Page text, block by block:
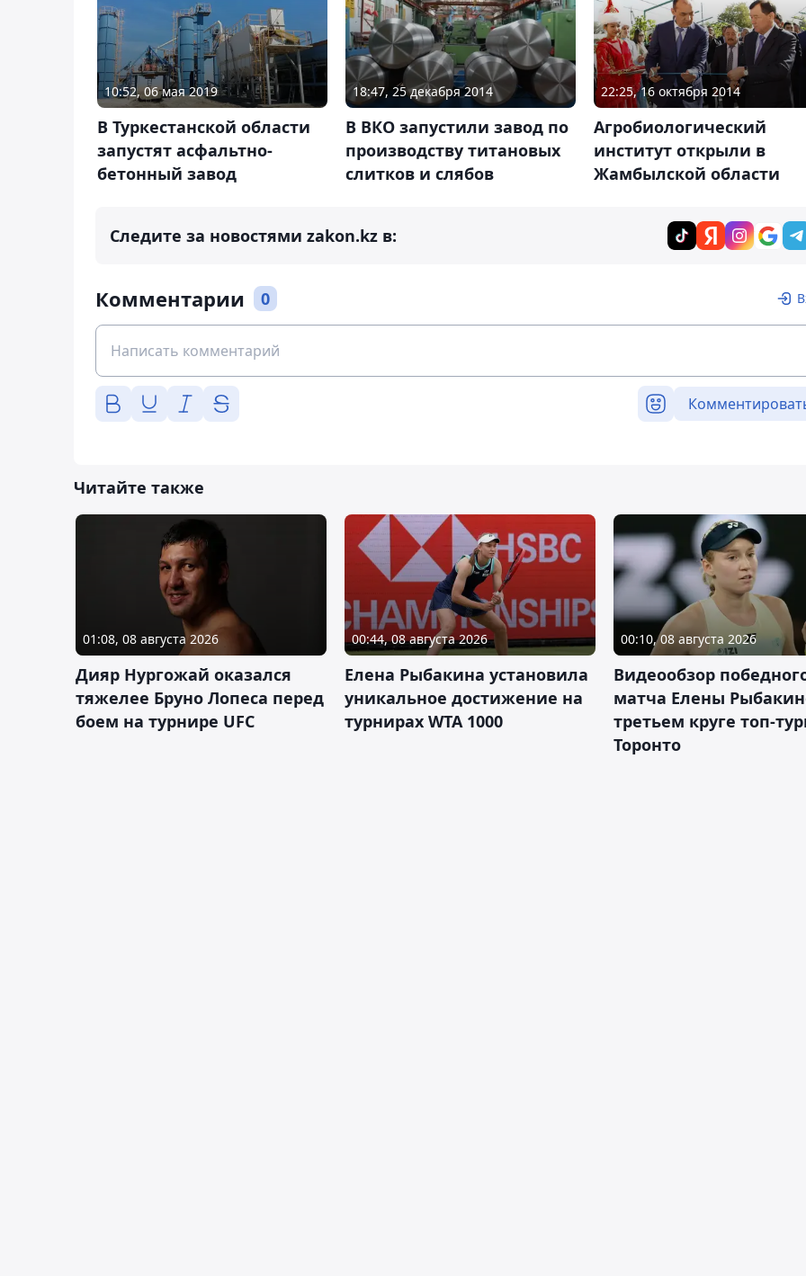
10:52, 06 мая 2019
В Туркестанской области
запустят асфальтно-
бетонный завод
18:47, 25 декабря 2014
В ВКО запустили завод по
производству титановых
слитков и слябов
22:25, 16 октября 2014
Агробиологический
институт открыли в
Жамбылской области
Следите за новостями zakon.kz в:
Комментарии 0
Читайте также
01:08, 08 августа 2026
Дияр Нургожай оказался
тяжелее Бруно Лопеса перед
боем на турнире UFC
00:44, 08 августа 2026
Елена Рыбакина установила
уникальное достижение на
турнирах WTA 1000
00:10, 08 августа 2026
Видеообзор
матча Елены
третьем круге топ-
Торонто